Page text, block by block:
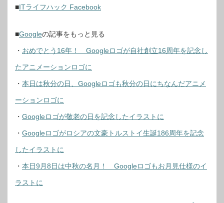
■ITライフハック Facebook
■Googleの記事をもっと見る
・ おめでとう16年！ Googleロゴが自社創立16周年を記念し
たアニメーションロゴに
・ 本日は秋分の日、Googleロゴも秋分の日にちなんだアニメ
ーションロゴに
・ Googleロゴが敬老の日を記念したイラストに
・ Googleロゴがロシアの文豪トルストイ生誕186周年を記念
したイラストに
・ 本日9月8日は中秋の名月！ Googleロゴもお月見仕様のイ
ラストに